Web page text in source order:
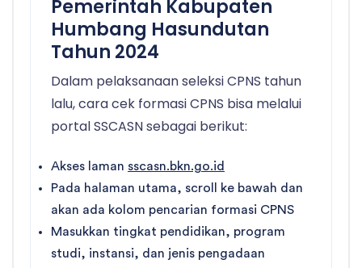
Pemerintah Kabupaten
Humbang Hasundutan
Tahun 2024
Dalam pelaksanaan seleksi CPNS tahun
lalu, cara cek formasi CPNS bisa melalui
portal SSCASN sebagai berikut:
Akses laman sscasn.bkn.go.id
Pada halaman utama, scroll ke bawah dan
akan ada kolom pencarian formasi CPNS
Masukkan tingkat pendidikan, program
studi, instansi, dan jenis pengadaan